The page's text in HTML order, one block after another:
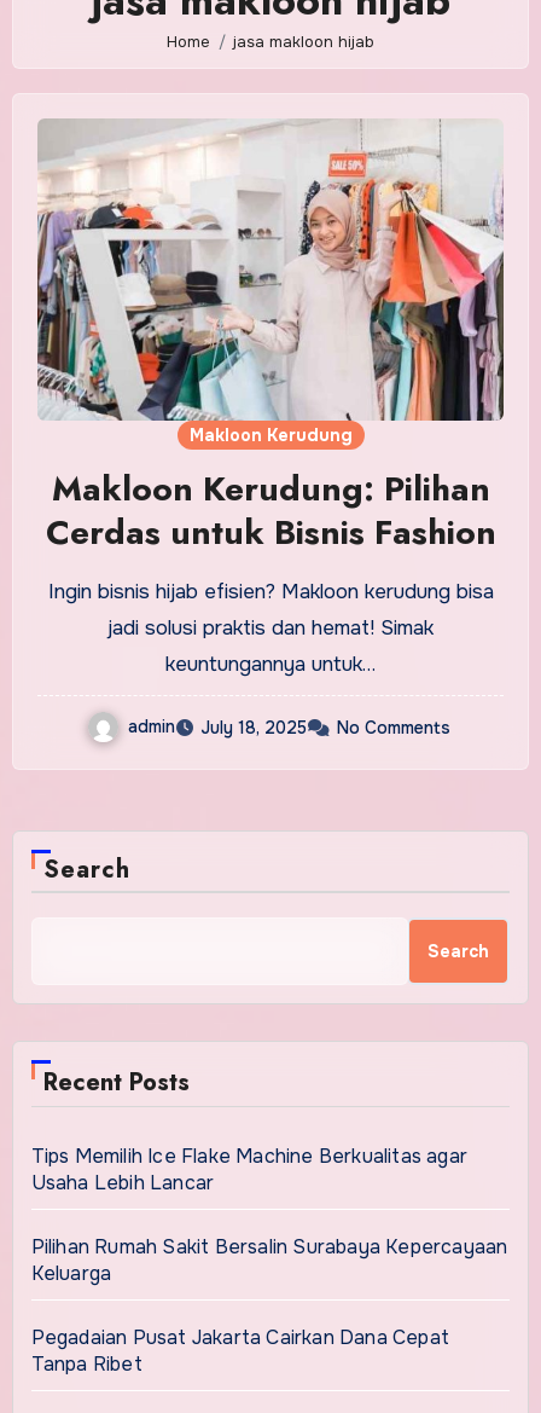
Home jasa makloon hijab
Makloon Kerudung
Makloon Kerudung: Pilihan
Cerdas untuk Bisnis Fashion
Ingin bisnis hijab efisien? Makloon kerudung bisa
jadi solusi praktis dan hemat! Simak
keuntungannya untuk…
admin July 18, 2025 No Comments
Search
Search
Recent Posts
Tips Memilih Ice Flake Machine Berkualitas agar
Usaha Lebih Lancar
Pilihan Rumah Sakit Bersalin Surabaya Kepercayaan
Keluarga
Pegadaian Pusat Jakarta Cairkan Dana Cepat
Tanpa Ribet